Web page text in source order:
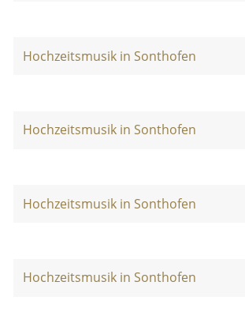
Hochzeitsmusik in Sonthofen
Hochzeitsmusik in Sonthofen
Hochzeitsmusik in Sonthofen
Hochzeitsmusik in Sonthofen